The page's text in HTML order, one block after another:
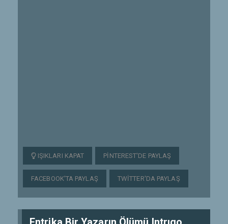
IŞIKLARI KAPAT PINTEREST'DE PAYLAŞ
FACEBOOK'TA PAYLAŞ TWITTER'DA PAYLAŞ